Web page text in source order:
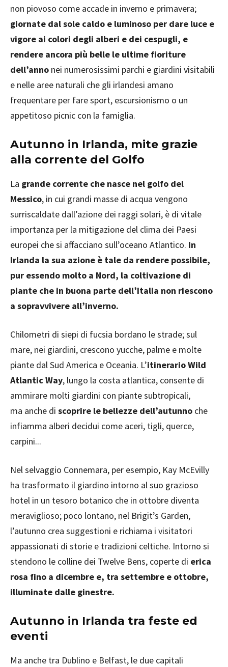
non piovoso come accade in inverno e primavera;
giornate dal sole caldo e luminoso per dare luce e
vigore ai colori degli alberi e dei cespugli, e
rendere ancora più belle le ultime fioriture
dell’anno nei numerosissimi parchi e giardini visitabili
e nelle aree naturali che gli irlandesi amano
frequentare per fare sport, escursionismo o un
appetitoso picnic con la famiglia.
Autunno in Irlanda, mite grazie
alla corrente del Golfo
La grande corrente che nasce nel golfo del
Messico, in cui grandi masse di acqua vengono
surriscaldate dall’azione dei raggi solari, è di vitale
importanza per la mitigazione del clima dei Paesi
europei che si affacciano sull’oceano Atlantico. In
Irlanda la sua azione è tale da rendere possibile,
pur essendo molto a Nord, la coltivazione di
piante che in buona parte dell’Italia non riescono
a sopravvivere all’inverno.
Chilometri di siepi di fucsia bordano le strade; sul
mare, nei giardini, crescono yucche, palme e molte
piante dal Sud America e Oceania. L’itinerario Wild
Atlantic Way, lungo la costa atlantica, consente di
ammirare molti giardini con piante subtropicali,
ma anche di scoprire le bellezze dell’autunno che
infiamma alberi decidui come aceri, tigli, querce,
carpini...
Nel selvaggio Connemara, per esempio, Kay McEvilly
ha trasformato il giardino intorno al suo grazioso
hotel in un tesoro botanico che in ottobre diventa
meraviglioso; poco lontano, nel Brigit’s Garden,
l’autunno crea suggestioni e richiama i visitatori
appassionati di storie e tradizioni celtiche. Intorno si
stendono le colline dei Twelve Bens, coperte di erica
rosa fino a dicembre e, tra settembre e ottobre,
illuminate dalle ginestre.
Autunno in Irlanda tra feste ed
eventi
Ma anche tra Dublino e Belfast, le due capitali